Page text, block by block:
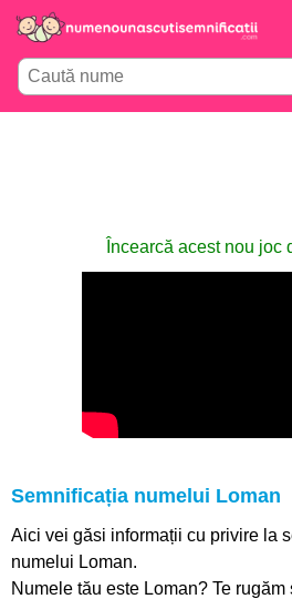
Încearcă acest nou joc
Semnificația numelui Loman
Aici vei găsi informații cu privire la
numelui Loman.
Numele tău este Loman? Te rugăm